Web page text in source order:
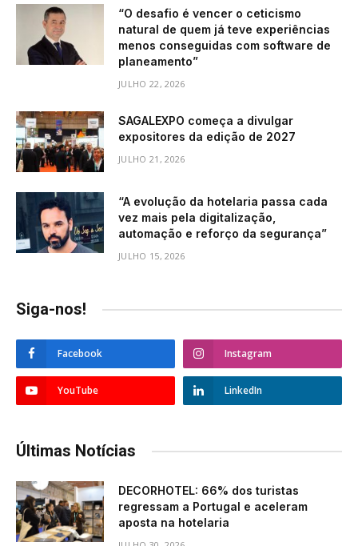
“O desafio é vencer o ceticismo
natural de quem já teve experiências
menos conseguidas com software de
planeamento”
JULHO 22, 2026
SAGALEXPO começa a divulgar
expositores da edição de 2027
JULHO 21, 2026
“A evolução da hotelaria passa cada
vez mais pela digitalização,
automação e reforço da segurança”
JULHO 15, 2026
Siga-nos!
Facebook Instagram
YouTube LinkedIn
Últimas Notícias
DECORHOTEL: 66% dos turistas
regressam a Portugal e aceleram
aposta na hotelaria